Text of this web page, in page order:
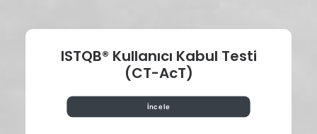
ISTQB® Kullanıcı Kabul Testi
(CT-AcT)
İncele